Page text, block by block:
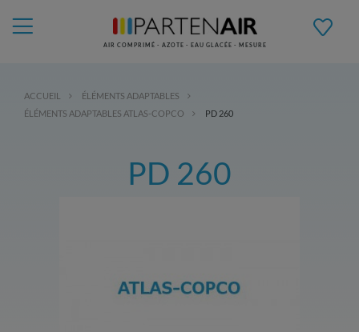
AIR COMPRIMÉ - AZOTE - EAU GLACÉE - MESURE
ACCUEIL
ÉLÉMENTS ADAPTABLES
ÉLÉMENTS ADAPTABLES ATLAS-COPCO
PD 260
PD 260